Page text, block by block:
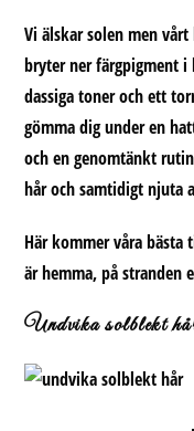
Vi älskar solen men
bryter ner färgpigment i
dassiga toner och ett
gömma dig under en
och en genomtänkt
håroch samtidigt njuta
Här kommer våra
är hemma, på stranden
Undvika solblekt